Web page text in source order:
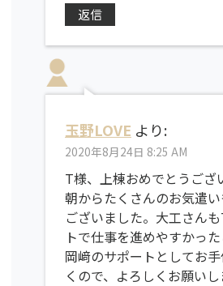
返信
玉野LOVE より:
2020年8月24日 8:25 AM
T様、上棟おめでとうござ
朝からたくさんのお気遣
ございました。大工さん
トで仕事を進めやすかった
岡﨑のサポートとしてお
くので、よろしくお願いし